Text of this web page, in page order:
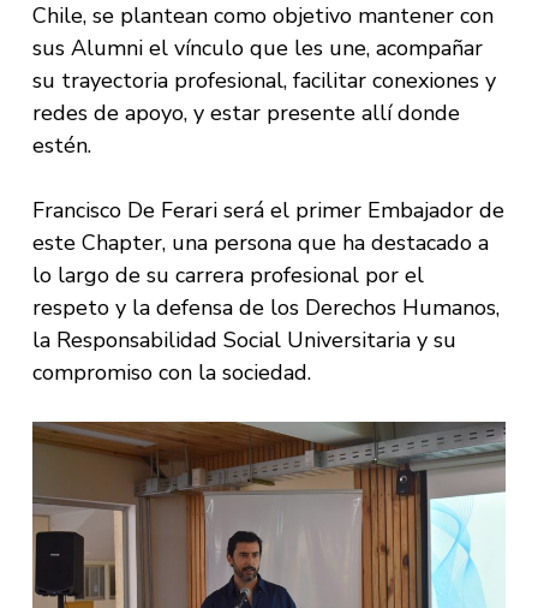
Chile, se plantean como objetivo mantener con
sus Alumni el vínculo que les une, acompañar
su trayectoria profesional, facilitar conexiones y
redes de apoyo, y estar presente allí donde
estén.
Francisco De Ferari será el primer Embajador de
este Chapter, una persona que ha destacado a
lo largo de su carrera profesional por el
respeto y la defensa de los Derechos Humanos,
la Responsabilidad Social Universitaria y su
compromiso con la sociedad.